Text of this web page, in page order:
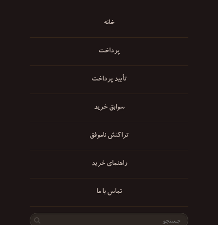
خانه
پرداخت
تأیید پرداخت
سوابق خرید
تراکنش ناموفق
راهنمای خرید
تماس با ما